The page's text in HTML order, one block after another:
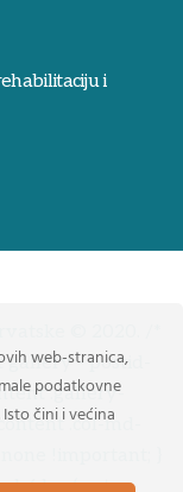
i
- postid-
.gallery-
.col-md-
!important; }
6:has(.entry-
web-stranica,
podatkovne
čini i većina